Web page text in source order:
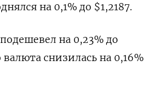
на 0,1% до $1,2187​.
на 0,23% до
валюта снизилась на 0,16%​